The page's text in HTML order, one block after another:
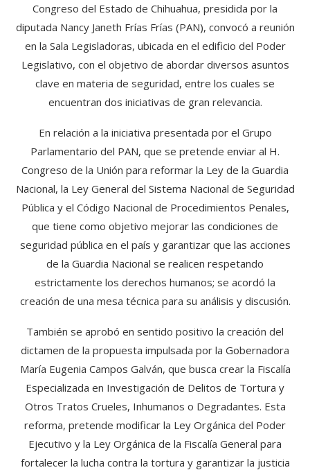
Congreso del Estado de Chihuahua, presidida por la
diputada Nancy Janeth Frías Frías (PAN), convocó a reunión
en la Sala Legisladoras, ubicada en el edificio del Poder
Legislativo, con el objetivo de abordar diversos asuntos
clave en materia de seguridad, entre los cuales se
encuentran dos iniciativas de gran relevancia.
En relación a la iniciativa presentada por el Grupo
Parlamentario del PAN, que se pretende enviar al H.
Congreso de la Unión para reformar la Ley de la Guardia
Nacional, la Ley General del Sistema Nacional de Seguridad
Pública y el Código Nacional de Procedimientos Penales,
que tiene como objetivo mejorar las condiciones de
seguridad pública en el país y garantizar que las acciones
de la Guardia Nacional se realicen respetando
estrictamente los derechos humanos; se acordó la
creación de una mesa técnica para su análisis y discusión.
También se aprobó en sentido positivo la creación del
dictamen de la propuesta impulsada por la Gobernadora
María Eugenia Campos Galván, que busca crear la Fiscalía
Especializada en Investigación de Delitos de Tortura y
Otros Tratos Crueles, Inhumanos o Degradantes. Esta
reforma, pretende modificar la Ley Orgánica del Poder
Ejecutivo y la Ley Orgánica de la Fiscalía General para
fortalecer la lucha contra la tortura y garantizar la justicia